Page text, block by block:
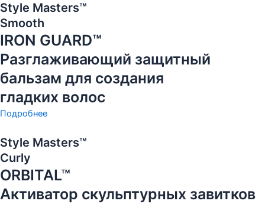
Style Masters™
Smooth
IRON GUARD™
Разглаживающий защитный
бальзам для создания
гладких волос
Подробнее
Style Masters™
Curly
ORBITAL™
Активатор скульптурных завитков